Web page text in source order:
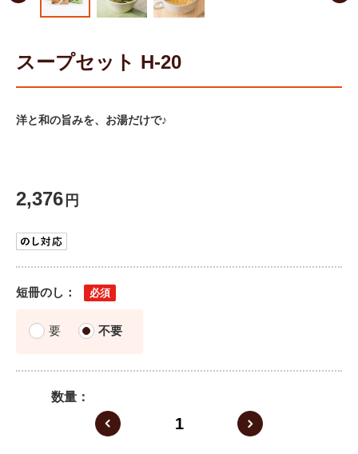
スープセット H-20
洋と和の旨みを、お湯だけで♪
2,376 円
短冊のし
要 不要
数量